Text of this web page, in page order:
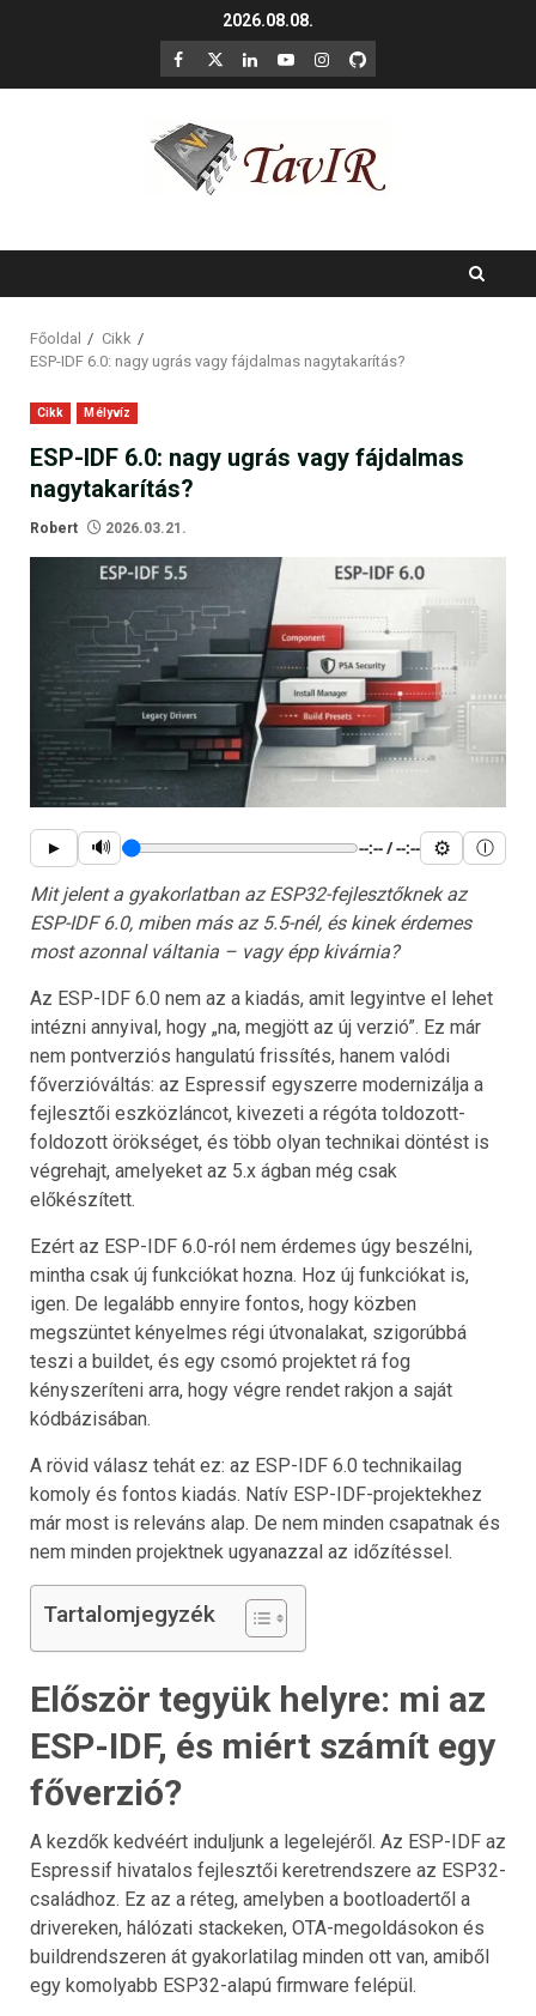
2026.08.08.
F X LinkedIn
YouTubeInstagram
GitHub
Főoldal
Cikk
ESP-IDF 6.0: nagy ugrás vagy fájdalmas nagytakarítás?
Cikk Mélyvíz
ESP-IDF 6.0: nagy ugrás vagy fájdalmas
nagytakarítás?
Robert 2026.03.21.
► 🔊 --:-- / --:-- ⚙ Ⓘ
Mit jelent a gyakorlatban az ESP32-fejlesztőknek az
ESP-IDF 6.0, miben más az 5.5-nél, és kinek érdemes
most azonnal váltania – vagy épp kivárnia?
Az ESP-IDF 6.0 nem az a kiadás, amit legyintve el lehet
intézni annyival, hogy „na, megjött az új verzió”. Ez már
nem pontverziós hangulatú frissítés, hanem valódi
főverzióváltás: az Espressif egyszerre modernizálja a
fejlesztői eszközláncot, kivezeti a régóta toldozott-
foldozott örökséget, és több olyan technikai döntést is
végrehajt, amelyeket az 5.x ágban még csak
előkészített.
Ezért az ESP-IDF 6.0-ról nem érdemes úgy beszélni,
mintha csak új funkciókat hozna. Hoz új funkciókat is,
igen. De legalább ennyire fontos, hogy közben
megszüntet kényelmes régi útvonalakat, szigorúbbá
teszi a buildet, és egy csomó projektet rá fog
kényszeríteni arra, hogy végre rendet rakjon a saját
kódbázisában.
A rövid válasz tehát ez: az ESP-IDF 6.0 technikailag
komoly és fontos kiadás. Natív ESP-IDF-projektekhez
már most is releváns alap. De nem minden csapatnak és
nem minden projektnek ugyanazzal az időzítéssel.
Tartalomjegyzék
Először tegyük helyre: mi az
ESP-IDF, és miért számít egy
főverzió?
A kezdők kedvéért induljunk a legelejéről. Az ESP-IDF az
Espressif hivatalos fejlesztői keretrendszere az ESP32-
családhoz. Ez az a réteg, amelyben a bootloadertől a
drivereken, hálózati stackeken, OTA-megoldásokon és
buildrendszeren át gyakorlatilag minden ott van, amiből
egy komolyabb ESP32-alapú firmware felépül.